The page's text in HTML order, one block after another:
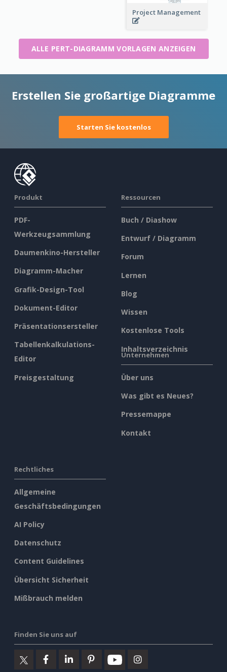
Project Management
ALLE PERT-DIAGRAMM VORLAGEN ANZEIGEN
Erstellen Sie großartige Diagramme
Starten Sie kostenlos
Produkt
PDF-
Werkzeugsammlung
Daumenkino-Hersteller
Diagramm-Macher
Grafik-Design-Tool
Dokument-Editor
Präsentationsersteller
Tabellenkalkulations-
Editor
Preisgestaltung
Ressourcen
Buch / Diashow
Entwurf / Diagramm
Forum
Lernen
Blog
Wissen
Kostenlose Tools
Inhaltsverzeichnis
Unternehmen
Über uns
Was gibt es Neues?
Pressemappe
Kontakt
Rechtliches
Allgemeine
Geschäftsbedingungen
AI Policy
Datenschutz
Content Guidelines
Übersicht Sicherheit
Mißbrauch melden
Finden Sie uns auf